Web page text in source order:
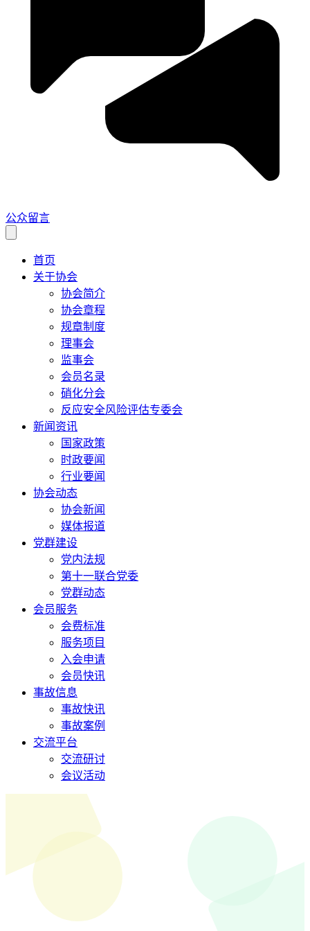
公众留言
首页
关于协会
协会简介
协会章程
规章制度
理事会
监事会
会员名录
硝化分会
反应安全风险评估专委会
新闻资讯
国家政策
时政要闻
行业要闻
协会动态
协会新闻
媒体报道
党群建设
党内法规
第十一联合党委
党群动态
会员服务
会费标准
服务项目
入会申请
会员快讯
事故信息
事故快讯
事故案例
交流平台
交流研讨
会议活动